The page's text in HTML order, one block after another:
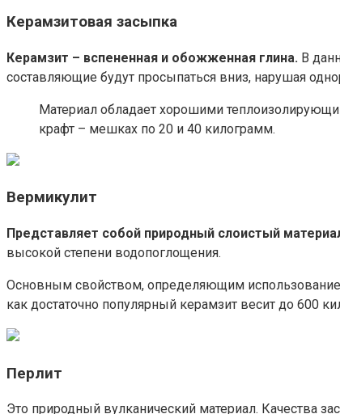
Керамзитовая засыпка
Керамзит – вспененная и обожженная глина. В
составляющие будут просыпаться вниз, нарушая
Материал обладает хорошими
крафт – мешках по 20 и 40 килограмм.
Вермикулит
Представляет собой природный слоистый
высокой степени водопоглощения.
Основным свойством, определяющим использование
как достаточно популярный керамзит весит до 600
Перлит
Это природный вулканический материал. Качества